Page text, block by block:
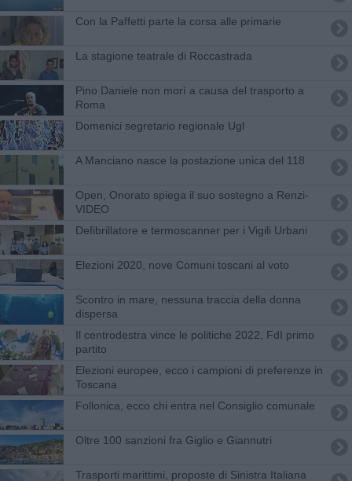
Con la Paffetti parte la corsa alle primarie
La stagione teatrale di Roccastrada
Pino Daniele non morì a causa del trasporto a
Roma
Domenici segretario regionale Ugl
A Manciano nasce la postazione unica del 118
Open, Onorato spiega il suo sostegno a Renzi-
VIDEO
Defibrillatore e termoscanner per i Vigili Urbani
Elezioni 2020, nove Comuni toscani al voto
Scontro in mare, nessuna traccia della donna
dispersa
Il centrodestra vince le politiche 2022, FdI primo
partito
Elezioni europee, ecco i campioni di preferenze in
Toscana
Follonica, ecco chi entra nel Consiglio comunale
Oltre 100 sanzioni fra Giglio e Giannutri
Trasporti marittimi, proposte di Sinistra Italiana